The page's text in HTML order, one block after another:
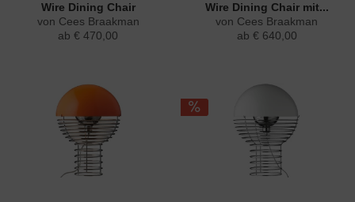
Wire Dining Chair
von Cees Braakman
ab € 470,00
Wire Dining Chair mit...
von Cees Braakman
ab € 640,00